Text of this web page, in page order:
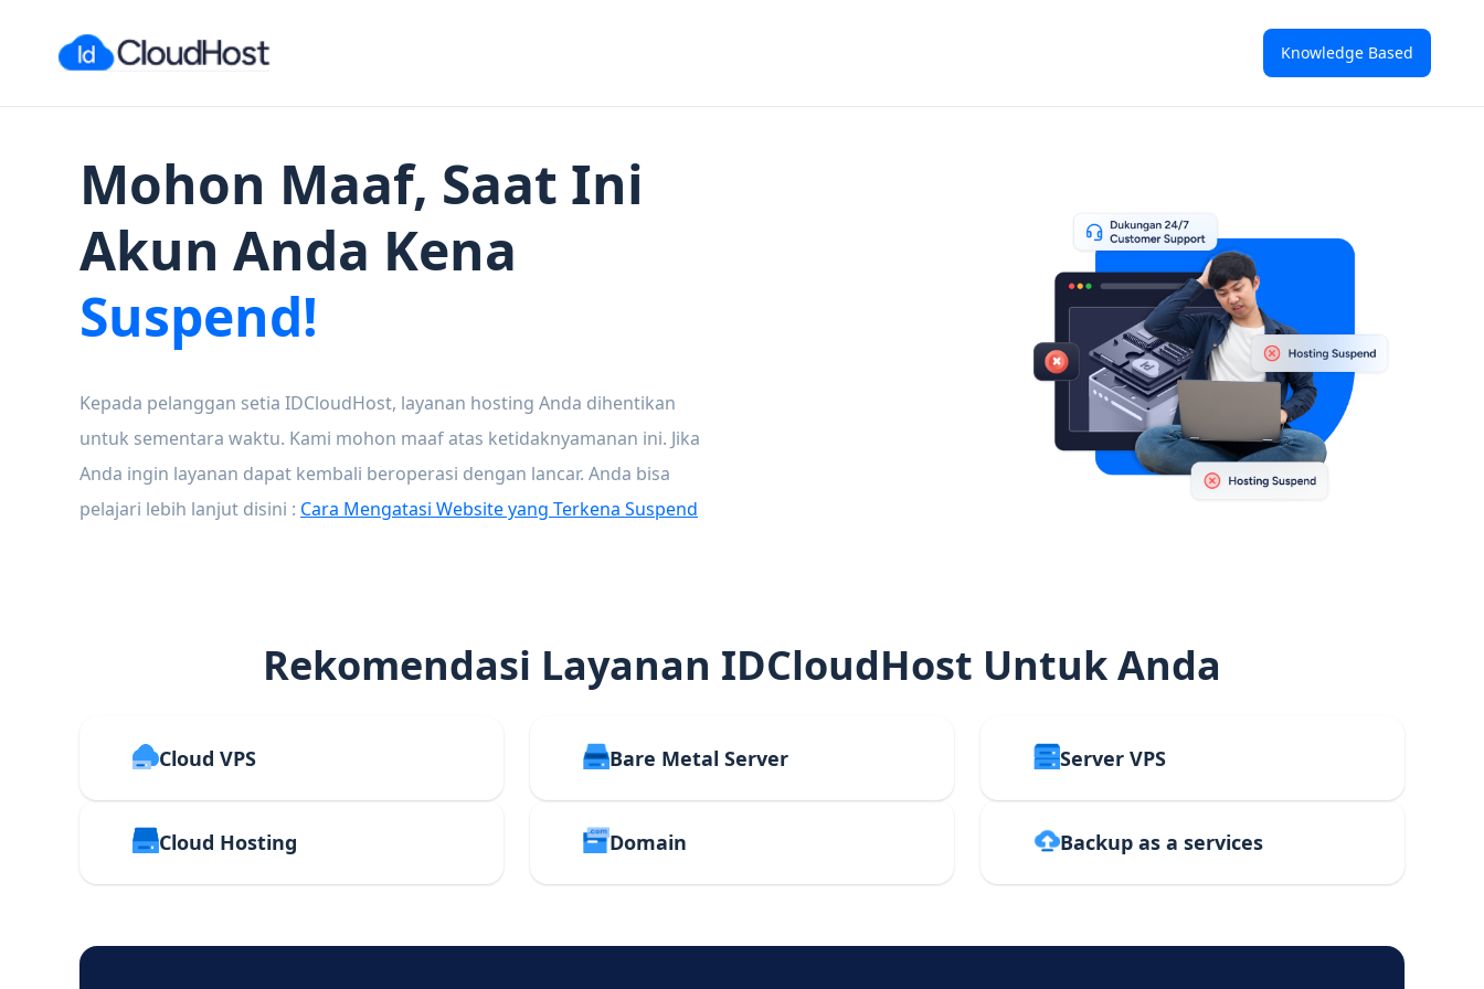
Knowledge Based
Mohon Maaf, Saat Ini
Akun Anda Kena
Suspend!
Kepada pelanggan setia IDCloudHost, layanan hosting Anda dihentikan
untuk sementara waktu. Kami mohon maaf atas ketidaknyamanan ini. Jika
Anda ingin layanan dapat kembali beroperasi dengan lancar. Anda bisa
pelajari lebih lanjut disini : Cara Mengatasi Website yang Terkena Suspend
Rekomendasi Layanan IDCloudHost Untuk Anda
Cloud VPS Bare Metal Server Server VPS
Cloud Hosting Domain Backup as a services